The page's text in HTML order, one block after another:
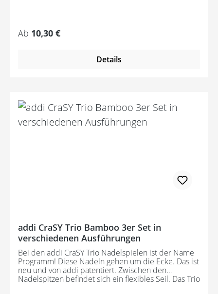
Regulärer Preis:
Ab 10,30 €
Details
addi CraSY Trio Bamboo 3er Set in
verschiedenen Ausführungen
Bei den addi CraSY Trio Nadelspielen ist der Name
Programm! Diese Nadeln gehen um die Ecke. Das ist
neu und von addi patentiert. Zwischen den
Nadelspitzen befindet sich ein flexibles Seil. Das Trio